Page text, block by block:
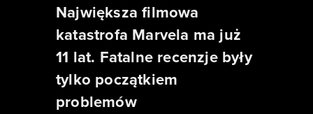
Największa filmowa
katastrofa Marvela ma już
11 lat. Fatalne recenzje były
tylko początkiem
problemów